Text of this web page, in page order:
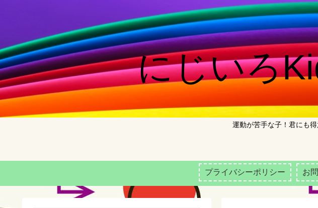
にじいろ
運動が苦手な子！君にも
プライバシーポリシー お